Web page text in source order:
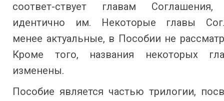
соответ-ствует главам
идентично им. Некоторые главы
менее актуальные, в Пособии не
Кроме того, названия некоторых
изменены.
Пособие является частью трилогии,